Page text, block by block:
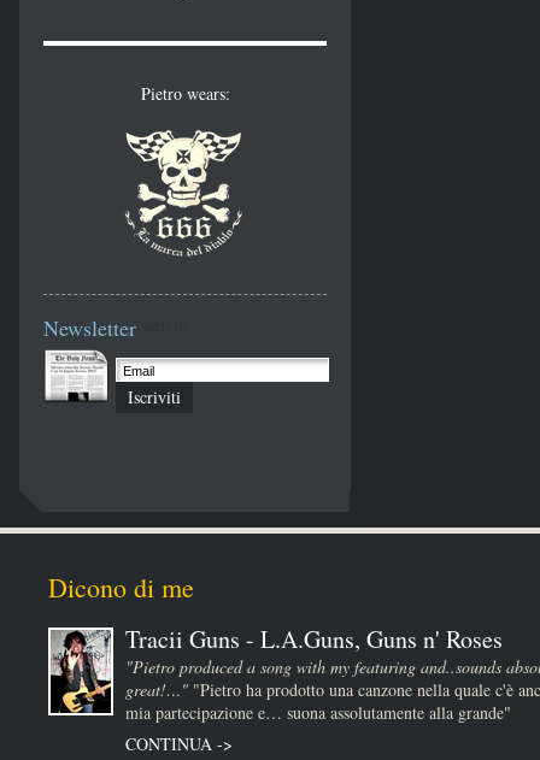
Pietro wears:
Newsletter
Iscriviti
Dicono di me
Tracii Guns - L.A.Guns, Guns n' Roses
"Pietro produced a song with my featuring and..sounds
great!…" "Pietro ha prodotto una canzone nella quale c'è
mia partecipazione e… suona assolutamente alla grande"
CONTINUA ->